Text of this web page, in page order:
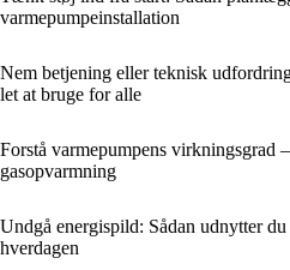
varmepumpeinstallation
Nem betjening eller teknisk
let at bruge for alle
Forstå varmepumpens virkningsgrad
gasopvarmning
Undgå energispild: Sådan udnytter
hverdagen